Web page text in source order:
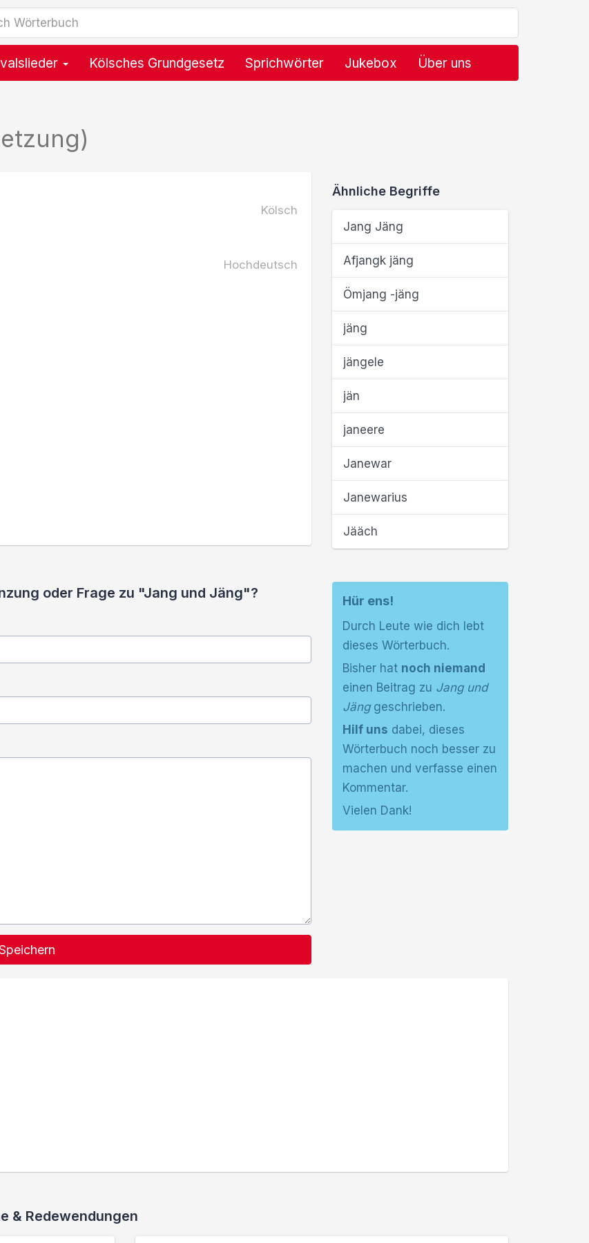
Kölsches Grundgesetz Sprichwörter Jukebox Über uns
Kölsch
Hochdeutsch
Ähnliche Begriffe
Jang Jäng
Afjangk jäng
Ömjang -jäng
jäng
jängele
jän
janeere
Janewar
Janewarius
Jääch
oder Frage zu "Jang und Jäng"? Hür ens!
Durch Leute wie dich lebt
dieses Wörterbuch.
Bisher hat noch niemand
einen Beitrag zu Jang und
Jänggeschrieben.
Hilf uns dabei, dieses
Wörterbuch noch besser zu
machen und verfasse einen
Kommentar.
Vielen Dank!
& Redewendungen